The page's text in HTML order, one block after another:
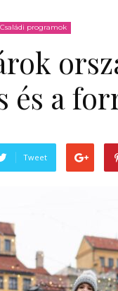
Családi programok
és a
Tweet